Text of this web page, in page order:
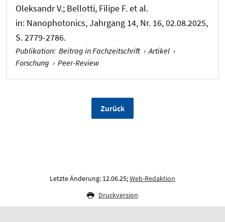
Oleksandr V.; Bellotti, Filipe F. et al.
in: Nanophotonics, Jahrgang 14, Nr. 16, 02.08.2025,
S. 2779-2786.
Publikation: Beitrag in Fachzeitschrift › Artikel ›
Forschung › Peer-Review
Zurück
Letzte Änderung: 12.06.25;Web-Redaktion
Druckversion